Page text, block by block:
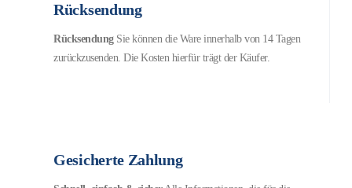
Rücksendung
RücksendungSie können die Ware innerhalb von 14 Tagen
zurückzusenden. Die Kosten hierfür trägt der Käufer.
Gesicherte Zahlung